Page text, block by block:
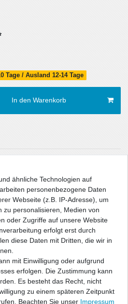
Tage / Ausland 12-14 Tage
In den Warenkorb
ähnliche Technologien auf
personenbezogene Daten
Webseite (z.B. IP-Adresse), um
zu personalisieren, Medien von
oder Zugriffe auf unsere Website
erfolgt erst durch
diese Daten mit Dritten, die wir in
mit Einwilligung oder aufgrund
erfolgen. Die Zustimmung kann
Es besteht das Recht, nicht
zu einem späteren Zeitpunkt
Beachten Sie unser Impressum